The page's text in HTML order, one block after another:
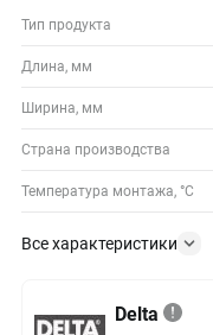
Тип продукта
Длина, мм
Ширина, мм
Страна производства
Температура монтажа, °С
Все характеристики
Delta